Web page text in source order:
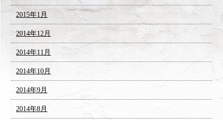
2015年1月
2014年12月
2014年11月
2014年10月
2014年9月
2014年8月